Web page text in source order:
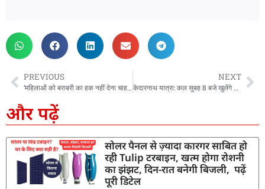
PREVIOUS
‘महिलाओं को बराबरी का हक नहीं देना चाहता विपक्ष…’, महिला आरक्षण बिल गिरने पर बोले CM धामी
NEXT
केदारनाथ यात्रा: कल सुबह 8 बजे खुलेंगे कपाट, बाबा केदार के दर्शन को उमड़ा जनसैलाब
और पढ़ें
सोलर पैनल से ज़्यादा कारगर साबित हो
रही Tulip टरबाइन, खत्म होगा रोशनी
का झंझट, दिन-रात बनेगी बिजली, पढ़ें
पूरी डिटेल